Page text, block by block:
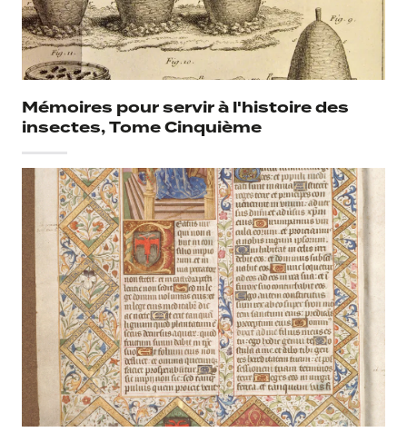
Mémoires pour servir à l'histoire des
insectes, Tome Cinquième